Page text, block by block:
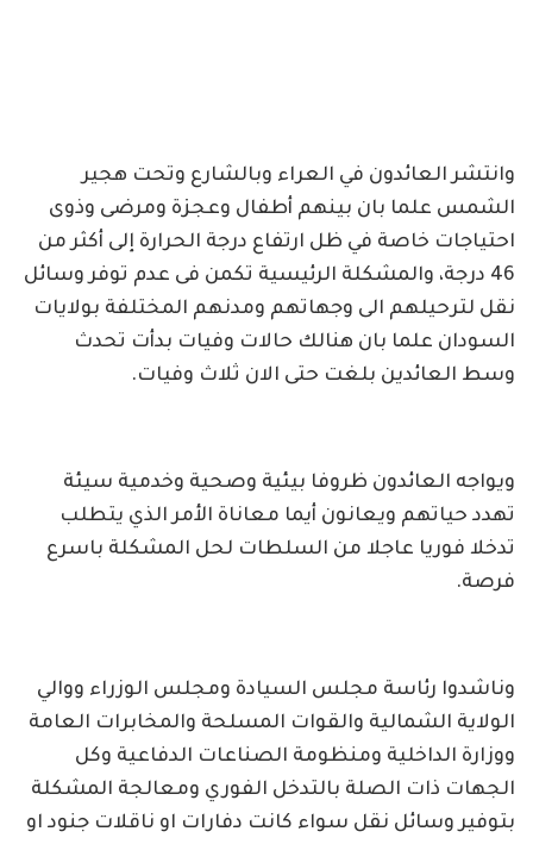
وانتشر العائدون في العراء وبالشارع وتحت هجير
الشمس علما بان بينهم أطفال وعجزة ومرضى وذوى
احتياجات خاصة في ظل ارتفاع درجة الحرارة إلى أكثر من
46 درجة، والمشكلة الرئيسية تكمن فى عدم توفر وسائل
نقل لترحيلهم الى وجهاتهم ومدنهم المختلفة بولايات
السودان علما بان هنالك حالات وفيات بدأت تحدث
وسط العائدين بلغت حتى الان ثلاث وفيات.
ويواجه العائدون ظروفا بيئية وصحية وخدمية سيئة
تهدد حياتهم ويعانون أيما معاناة الأمر الذي يتطلب
تدخلا فوريا عاجلا من السلطات لحل المشكلة باسرع
فرصة.
وناشدوا رئاسة مجلس السيادة ومجلس الوزراء ووالي
الولاية الشمالية والقوات المسلحة والمخابرات العامة
ووزارة الداخلية ومنظومة الصناعات الدفاعية وكل
الجهات ذات الصلة بالتدخل الفوري ومعالجة المشكلة
بتوفير وسائل نقل سواء كانت دفارات او ناقلات جنود او